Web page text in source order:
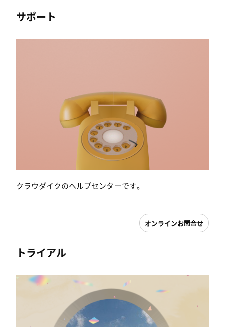
サポート
クラウダイクのヘルプセンターです。
オンラインお問合せ
トライアル